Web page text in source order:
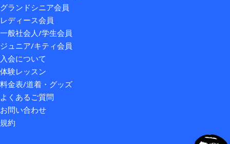
グランドシニア会員
レディース会員
一般社会人/学生会員
ジュニア/キティ会員
入会について
体験レッスン
料金表/道着・グッズ
よくあるご質問
お問い合わせ
規約